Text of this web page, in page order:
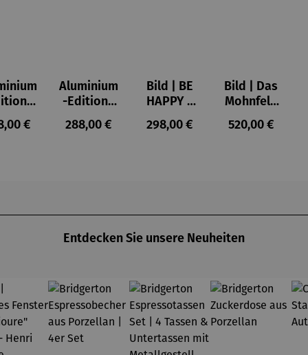
|
OF
-
Preis:
€
Aluminium
-Edition |
LOVE OF
MY LIFE
Regulärer Preis:
288,00 €
Bild | BE
HAPPY –
Michael
Pfannsch
Regulärer Preis:
298,00 €
Bild | Das
Mohnfeld
bei
Argenteuil
Monet
Regulärer
520,00 €
Entdecken Sie unsere Neuheiten